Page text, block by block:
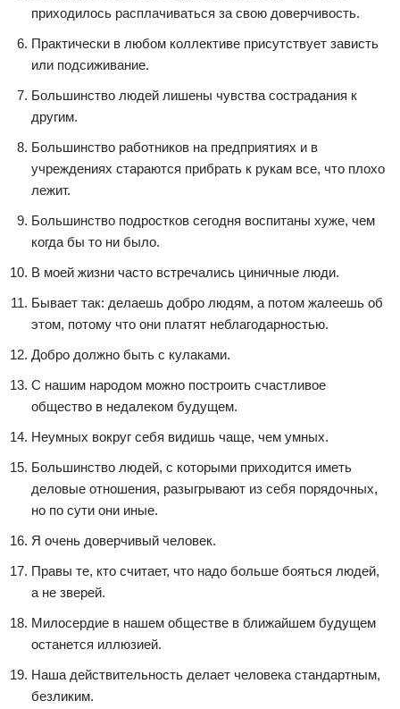
приходилось расплачиваться за свою доверчивость.
Практически в любом коллективе присутствует зависть
или подсиживание.
Большинство людей лишены чувства сострадания к
другим.
Большинство работников на предприятиях и в
учреждениях стараются прибрать к рукам все, что плохо
лежит.
Большинство подростков сегодня воспитаны хуже, чем
когда бы то ни было.
В моей жизни часто встречались циничные люди.
Бывает так: делаешь добро людям, а потом жалеешь об
этом, потому что они платят неблагодарностью.
Добро должно быть с кулаками.
С нашим народом можно построить счастливое
общество в недалеком будущем.
Неумных вокруг себя видишь чаще, чем умных.
Большинство людей, с которыми приходится иметь
деловые отношения, разыгрывают из себя порядочных,
но по сути они иные.
Я очень доверчивый человек.
Правы те, кто считает, что надо больше бояться людей,
а не зверей.
Милосердие в нашем обществе в ближайшем будущем
останется иллюзией.
Наша действительность делает человека стандартным,
безликим.